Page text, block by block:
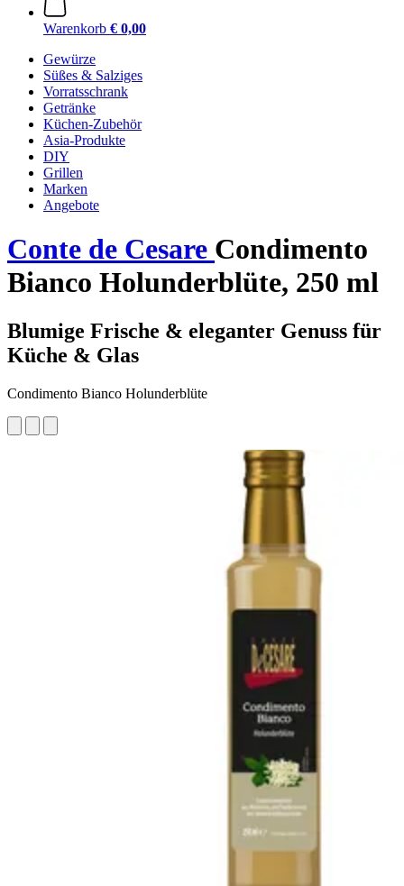
Warenkorb € 0,00
Gewürze
Süßes & Salziges
Vorratsschrank
Getränke
Küchen-Zubehör
Asia-Produkte
DIY
Grillen
Marken
Angebote
Conte de Cesare Condimento
Bianco Holunderblüte, 250 ml
Blumige Frische & eleganter Genuss für
Küche & Glas
Condimento Bianco Holunderblüte